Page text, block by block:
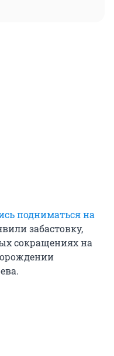
подниматься на
забастовку,
сокращениях на